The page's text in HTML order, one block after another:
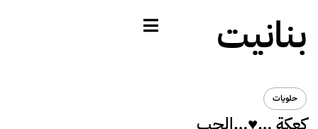
بنانيت
حلويات